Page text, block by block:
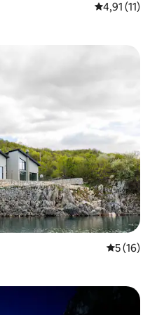
4,91 (11)
5 (16)